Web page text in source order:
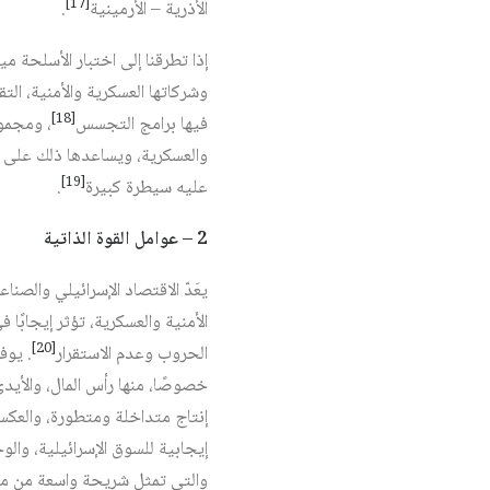
الأذرية – الأرمينية
.
إذا تطرقنا إلى اختبار
وشركاتها العسكرية والأمنية،
فيها برامج التجسس[18]
،
والعسكرية، ويساعدها ذلك
عليه سيطرة كبيرة[19]
.
2 – عوامل القوة الذاتية
يعَدّ الاقتصاد الإسرائيلي
الأمنية والعسكرية، تؤثر
الحروب وعدم الاستقرار[20]
.
خصوصًا، منها رأس المال،
إنتاج متداخلة ومتطورة،
إيجابية للسوق الإسرائيلية، والوحدة 8200 هي من
والتي تمثل شريحة واسعة من